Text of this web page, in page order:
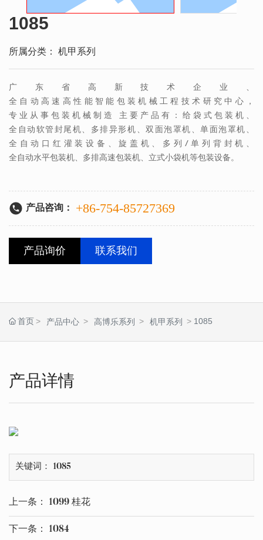
1085
所属分类： 机甲系列
广东省高新技术企业、
全自动高速高性能智能包装机械工程技术研究中心，
专业从事包装机械制造 主要产品有：给袋式包装机、
全自动软管封尾机、多排异形机、双面泡罩机、单面泡罩机、
全自动口红灌装设备、旋盖机、多列/单列背封机、
全自动水平包装机、多排高速包装机、立式小袋机等包装设备。
产品咨询： +86-754-85727369
产品询价 联系我们
首页 产品中心 高博乐系列 机甲系列 1085
产品详情
关键词： 1085
上一条： 1099 桂花
下一条： 1084